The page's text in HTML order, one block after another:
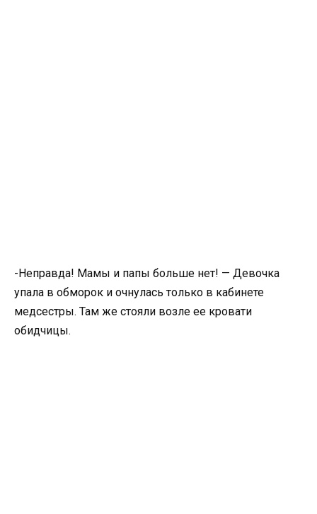
-Неправда! Мамы и папы больше нет! — Девочка
упала в обморок и очнулась только в кабинете
медсестры. Там же стояли возле ее кровати
обидчицы.